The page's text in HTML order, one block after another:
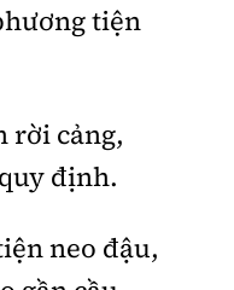
tiện
rời cảng,
định.
neo đậu,